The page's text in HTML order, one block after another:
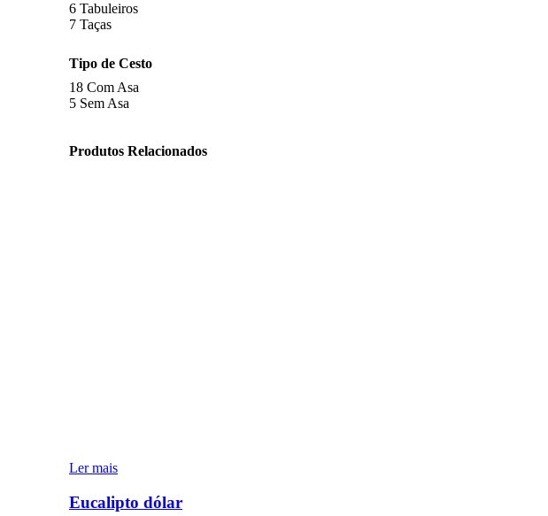
6 Tabuleiros
7 Taças
Tipo de Cesto
18 Com Asa
5 Sem Asa
Produtos Relacionados
Ler mais
Eucalipto dólar